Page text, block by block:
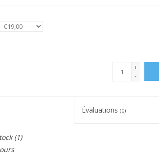
+
-
Évaluations(0)
(1)